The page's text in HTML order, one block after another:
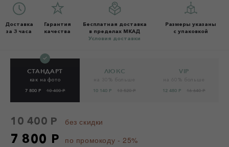
Доставка
за 3 часа
Гарантия
качества
Бесплатная доставка
в пределах МКАД
Условия доставки
Размеры указаны
с упаковкой
СТАНДАРТ
как на фото
7 800 Р 10 400 Р
ЛЮКС
10 140 Р 13 520 Р
VIP
12 480 Р 16 640 Р
10 400 Р без скидки
7 800 Р по промокоду - 25%